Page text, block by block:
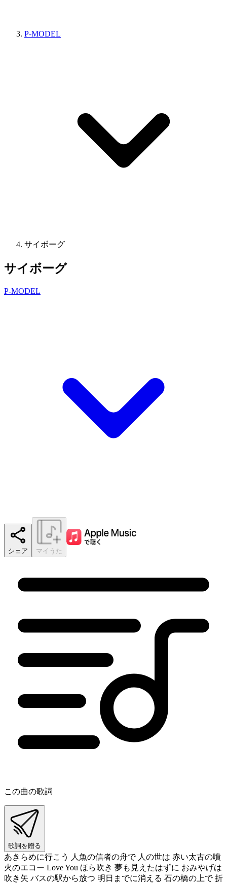
P-MODEL
サイボーグ
サイボーグ
P-MODEL
シェア マイうた
この曲の歌詞
歌詞を贈る
あきらめに行こう 人魚の信者の舟で 人の世は 赤い太古の噴
火のエコー Love You ほら吹き 夢も見えたはずに おみやげは
吹き矢 バスの駅から放つ 明日までに消える 石の橋の上で 折